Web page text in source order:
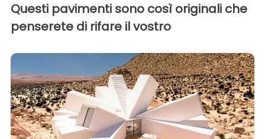
Questi pavimenti sono così originali che
penserete di rifare il vostro